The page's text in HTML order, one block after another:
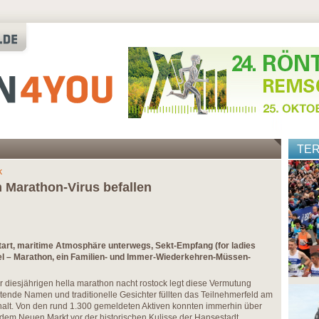
Marathon-Virus befallen
maritime Atmosphäre unterwegs, Sekt-Empfang (for ladies
– Marathon, ein Familien- und Immer-Wiederkehren-Müssen-
diesjährigen hella marathon nacht rostock legt diese Vermutung
Namen und traditionelle Gesichter füllten das Teilnehmerfeld am
Von den rund 1.300 gemeldeten Aktiven konnten immerhin über